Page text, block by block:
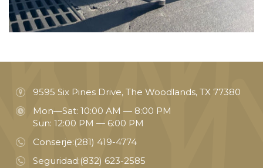
9595 Six Pines Drive, The Woodlands, TX 77380
Mon—Sat: 10:00 AM — 8:00 PM
Sun: 12:00 PM — 6:00 PM
Conserje:(281) 419-4774
Seguridad:(832) 623-2585